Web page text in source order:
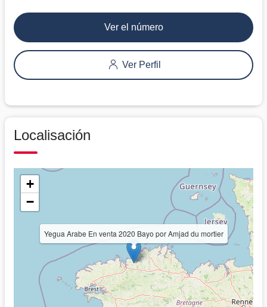
Ver el número
Ver Perfil
Localisación
Yegua Arabe En venta 2020 Bayo por Amjad du mortier
+
−